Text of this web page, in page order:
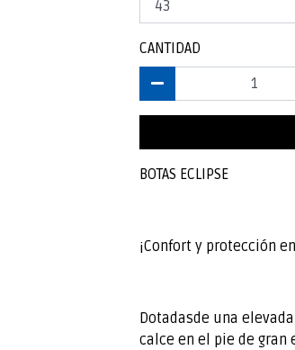
CANTIDAD
BOTAS ECLIPSE
¡Confort y protección
Dotadasde una
calce en el pie de gran